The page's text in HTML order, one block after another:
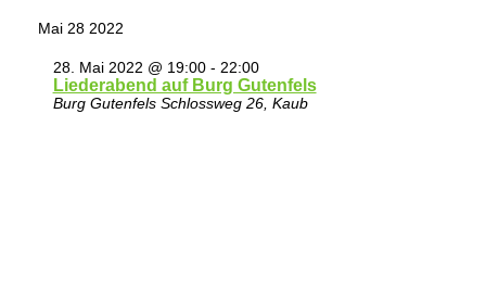
Mai 28 2022
28. Mai 2022 @ 19:00- 22:00
Liederabend auf Burg Gutenfels
Burg Gutenfels Schlossweg 26, Kaub